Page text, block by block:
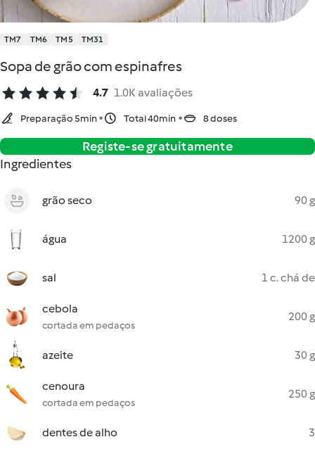
TM7 TM6 TM5 TM31
Sopa de grão com espinafres
4.7 1.0K avaliações
Preparação 5min Total 40min 8 doses
Registe-se gratuitamente
Ingredientes
grão seco 90 g
água 1200 g
sal 1 c. chá de
cebola
cortada em pedaços
200 g
azeite 30 g
cenoura
cortada em pedaços
250 g
dentes de alho 3